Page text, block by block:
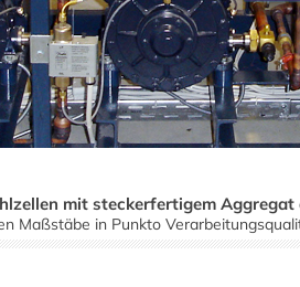
mit steckerfertigem
Maßstäbe in Punkto